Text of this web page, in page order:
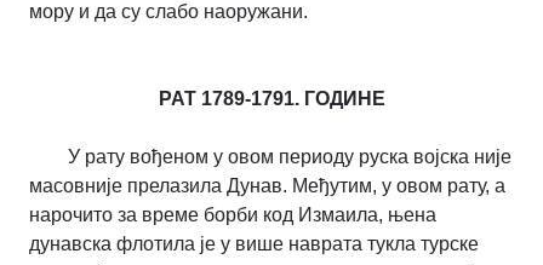
мору и да су слабо наоружани.
РАТ 1789-1791. ГОДИНЕ
У рату вођеном у овом периоду руска војска није
масовније прелазила Дунав. Међутим, у овом рату, а
нарочито за време борби код Измаила, њена
дунавска флотила је у више наврата тукла турске